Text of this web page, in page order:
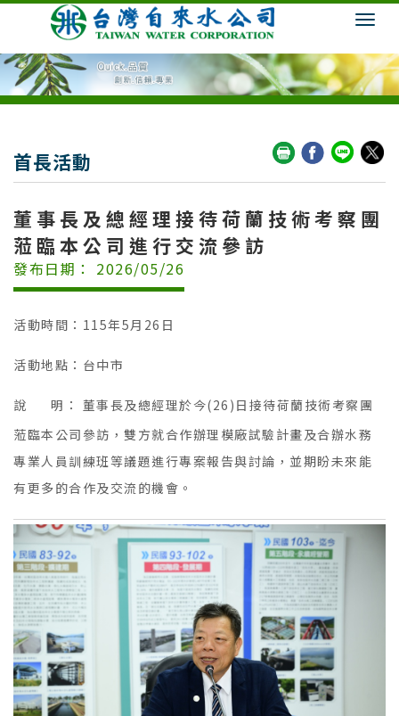
首長活動
董事長及總經理接待荷蘭技術考察團
蒞臨本公司進行交流參訪
發布日期： 2026/05/26
活動時間： 115年5月26日
活動地點： 台中市
說 明：
董事長及總經理於今(26)日接待荷蘭技術考察團
蒞臨本公司參訪，雙方就合作辦理模廠試驗計畫及合辦水務
專業人員訓練班等議題進行專案報告與討論，並期盼未來能
有更多的合作及交流的機會。